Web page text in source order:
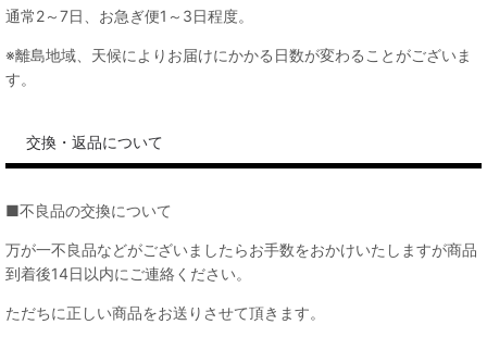
通常2～7日、お急ぎ便1～3日程度。
※離島地域、天候によりお届けにかかる日数が変わることがございま
す。
交換・返品について
■不良品の交換について
万が一不良品などがございましたらお手数をおかけいたしますが商品
到着後14日以内にご連絡ください。
ただちに正しい商品をお送りさせて頂きます。